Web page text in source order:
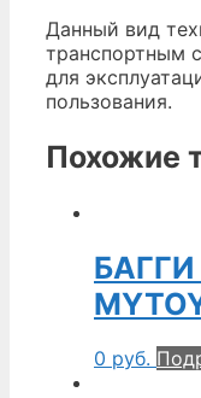
Данный вид
транспортным
для
пользования.
Похожие
0 руб.